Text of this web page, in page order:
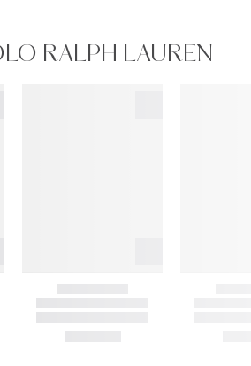
RALPH LAUREN